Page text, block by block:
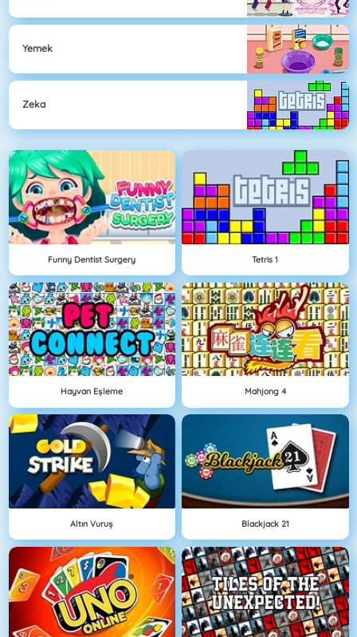
Yemek
Zeka
Funny Dentist Surgery Tetris 1
Hayvan Eşleme Mahjong 4
Altın Vuruş Blackjack 21